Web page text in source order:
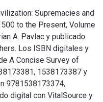
Supremacies and
to the Present, Volume
A. Pavlac y publicado
Los ISBN digitales y
A Concise Survey of
1538173387 y
9781538173374,
digital con VitalSource y